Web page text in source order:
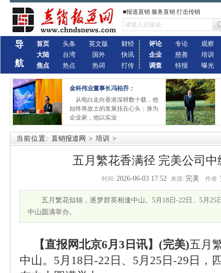
■报道直销 服务直销 打击传销
导
航
首页
大陆
焦点
头条
台湾
热点
英文版
国外
热词
财经
快讯
打传
评论
企业
调查
专论
慈善
特报
观察
培训
曝光
金科伟业董事长冯柏乔：
从电白走向香港深耕数十载，他
始终将故土的发展挂在心头；身为
企业家，他以实业
当前位置: 直销报道网 > 培训 >
五月繁花香满径 完美公司
时间: 2026-06-03 17:52 来源: 完美 作者:
五月繁花似锦，逐梦群英相逢中山。5月18日-22日、5月
中山圆满举办。
【直报网北京6月3日讯】(完美)五月
中山。5月18日-22日、5月25日-29日，